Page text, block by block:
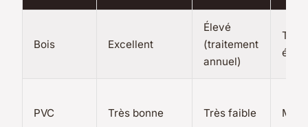
Bois Excellent
Élevé
(traitement
annuel)
Très
PVC Très bonne Très faible